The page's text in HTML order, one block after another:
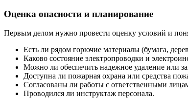
Оценка опасности и планирование
Первым делом нужно провести оценку условий и
Есть ли рядом горючие материалы (бумага,
Каково состояние электропроводки и
Можно ли обеспечить надежное удаление или
Доступна ли пожарная охрана или средства
Согласованы ли работы с ответственными
Проводился ли инструктаж персонала.